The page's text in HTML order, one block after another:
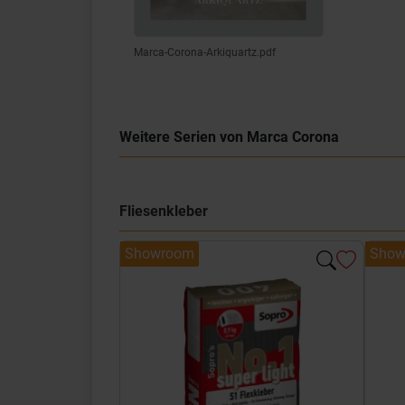
Marca-Corona-Arkiquartz.pdf
Weitere Serien von Marca Corona
Fliesenkleber
Showroom